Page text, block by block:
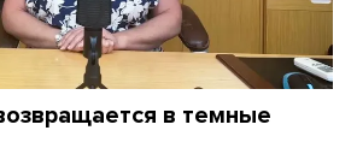
в темные